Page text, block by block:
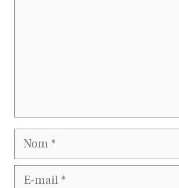
Nom
E-